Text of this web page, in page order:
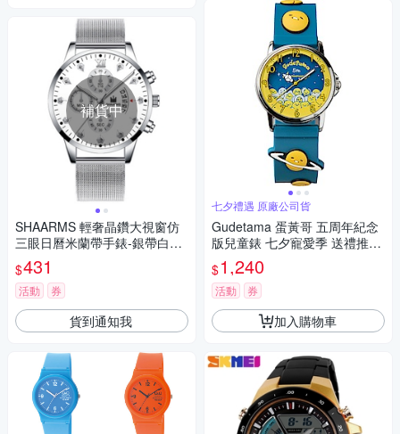
補貨中
SHAARMS 輕奢晶鑽大視窗仿
三眼日曆米蘭帶手錶-銀帶白面/
42mm
$431
活動 券
貨到通知我
七夕禮遇 原廠公司貨
Gudetama 蛋黃哥 五周年紀念
版兒童錶 七夕寵愛季 送禮推
薦-32mm
$1,240
活動 券
加入購物車